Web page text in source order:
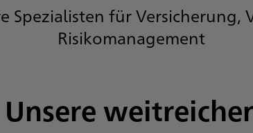
Spezialisten für Versicherung,
Risikomanagement
Unsere